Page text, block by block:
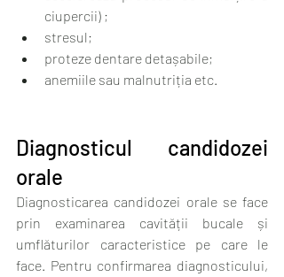
ciupercii) ;
stresul;
proteze dentare detașabile;
anemiile sau malnutriția etc.
Diagnosticul candidozei
orale
Diagnosticarea candidozei orale se face
prin examinarea cavității bucale și
umflăturilor caracteristice pe care le
face. Pentru confirmarea diagnosticului,